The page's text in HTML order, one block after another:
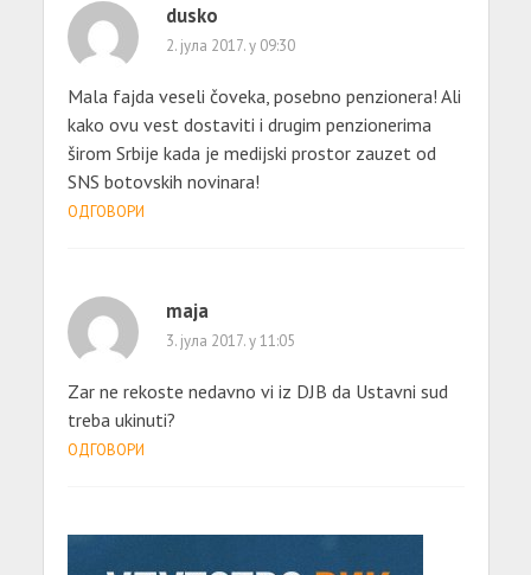
dusko
2. јула 2017. у 09:30
Mala fajda veseli čoveka, posebno penzionera! Ali
kako ovu vest dostaviti i drugim penzionerima
širom Srbije kada je medijski prostor zauzet od
SNS botovskih novinara!
ОДГОВОРИ
maja
3. јула 2017. у 11:05
Zar ne rekoste nedavno vi iz DJB da Ustavni sud
treba ukinuti?
ОДГОВОРИ